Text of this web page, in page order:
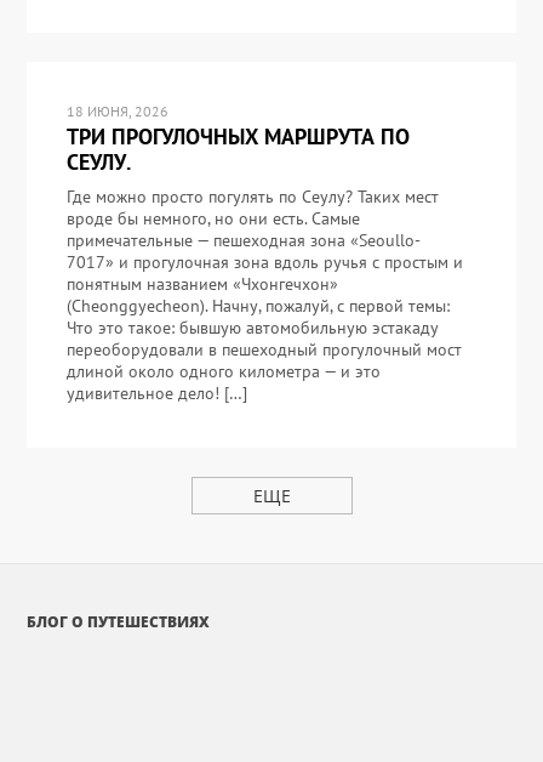
18 ИЮНЯ, 2026
ТРИ ПРОГУЛОЧНЫХ МАРШРУТА ПО
СЕУЛУ.
Где можно просто погулять по Сеулу? Таких мест
вроде бы немного, но они есть. Самые
примечательные — пешеходная зона «Seoullo-
7017» и прогулочная зона вдоль ручья с простым и
понятным названием «Чхонгечхон»
(Cheonggyecheon). Начну, пожалуй, с первой темы:
Что это такое: бывшую автомобильную эстакаду
переоборудовали в пешеходный прогулочный мост
длиной около одного километра — и это
удивительное дело! […]
ЕЩЕ
БЛОГ О ПУТЕШЕСТВИЯХ